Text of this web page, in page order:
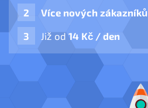
Více nových zákazníků
Již od14 Kč / den